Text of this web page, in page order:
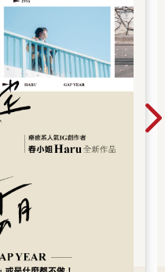
味很近似；原來是因為它們
的味覺記憶，以至於每次聞
上這兩個標籤。
味道，會得到層次更多的味
找到「甘草」、「黑梅」、
不只是味蕾的反應，其實牽
考察，經過無數場大型杯測
的歲月，而今在咖啡界安身